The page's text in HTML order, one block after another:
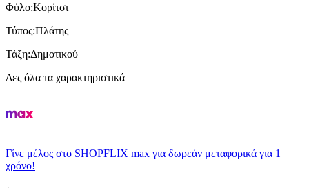
Φύλο:Κορίτσι
Τύπος:Πλάτης
Τάξη:Δημοτικού
Δες όλα τα χαρακτηριστικά
Γίνε μέλος στο SHOPFLIX max για δωρεάν μεταφορικά για 1
χρόνο!